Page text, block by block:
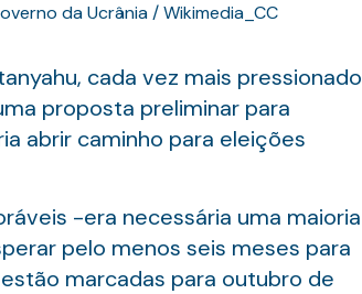
da Ucrânia / Wikimedia_CC
cada vez mais pressionado
proposta preliminar para
abrir caminho para eleições
-era necessária uma maioria
pelo menos seis meses para
marcadas para outubro de